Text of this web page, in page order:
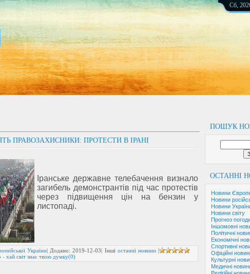
Сб,
ПОШУК
ОСТАННІ
Новини
Новини
Новини
Новини світу
Прогноз
Іншомовні
Політичні
Економічні
Спортивні
Офіційні
Культурні
Медичні
ПРАВОЗАХИСНИКИ: ПРОТЕСТИ В ІРАНІ
Іранське державне телебачення визнало
загибель демонстрантів під час протестів
через підвищення цін на бензин у
листопаді.
України| Додано:2019-12-03| Інші останні новини|
- хай світ знає твою думку(0)